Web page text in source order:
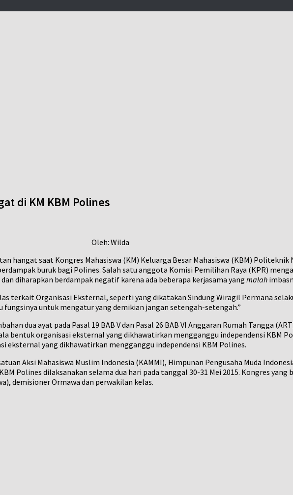
di KM KBM Polines
Oleh: Wilda
hangat saat Kongres Mahasiswa (KM) Keluarga Besar Mahasiswa (KBM)
buruk bagi Polines. Salah satu anggota Komisi Pemilihan Raya (KPR)
diharapkan berdampak negatif karena ada beberapa kerjasama yang malah
terkait Organisasi Eksternal, seperti yang dikatakan Sindung Wiragil Permana
fungsinya untuk mengatur yang demikian jangan setengah-setengah.”
dua ayat pada Pasal 19 BAB V dan Pasal 26 BAB VI Anggaran Rumah Tangga
bentuk organisasi eksternal yang dikhawatirkan mengganggu independensi KBM
eksternal yang dikhawatirkan mengganggu independensi KBM Polines.
Aksi Mahasiswa Muslim Indonesia (KAMMI), Himpunan Pengusaha Muda
Polines dilaksanakan selama dua hari pada tanggal 30-31 Mei 2015. Kongres yang
demisioner Ormawa dan perwakilan kelas.